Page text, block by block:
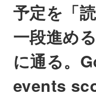
予定を「
一段進め
に通る。
events